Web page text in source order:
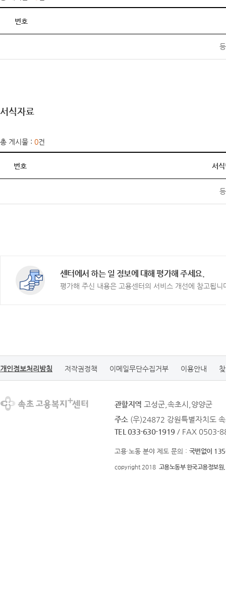
번호
서식자료
총 게시물 : 0건
번호 서
센터에서 하는 일 정보에 대해 평가해 주세요.
평가해 주신 내용은 고용센터의 서비스 개선에 참고됩니
개인정보처리방침 저작권정책 이메일무단수집거부 이용안내
관할지역 고성군,속초시,양양군
주소 (우)24872 강원특별자치도
TEL 033-630-1919 / FAX 0503-
고용·노동 분야 제도 문의 : 국번없이
copyright 2018 고용노동부 한국고용정보원.